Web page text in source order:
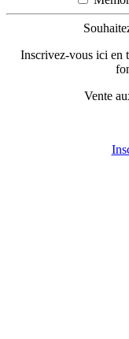
Inscrivez-vous ici en
Vente